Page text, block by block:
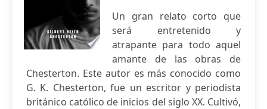
Un gran relato corto que
será entretenido y
atrapante para todo aquel
amante de las obras de
Chesterton. Este autor es más conocido como
G. K. Chesterton, fue un escritor y periodista
británico católico de inicios del siglo XX. Cultivó,